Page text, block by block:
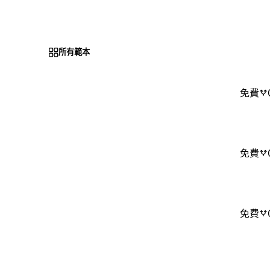
所有範本
免費
免費
免費